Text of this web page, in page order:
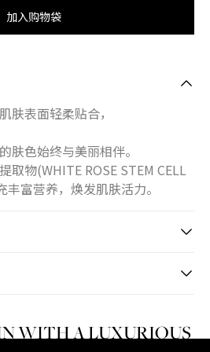
加入购物袋
肤表面轻柔贴合，
肤色始终与美丽相伴。
取物(WHITE ROSE STEM CELL
丰富营养，焕发肌肤活力。
WITH A LUXURIOUS